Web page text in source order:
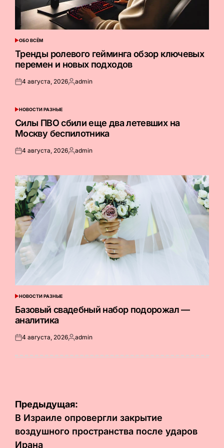
ОПУБЛИКОВАНО
В
ОБО ВСЁМ
Тренды ролевого гейминга обзор ключевых
перемен и новых подходов
Опубликовано
4 августа, 2026Запись
admin
ОПУБЛИКОВАНО
НОВОСТИ РАЗНЫЕ
Силы ПВО сбили еще два летевших на
Москву беспилотника
Опубликовано
4 августа, 2026Запись
admin
ОПУБЛИКОВАНО
В
НОВОСТИ РАЗНЫЕ
Базовый свадебный набор подорожал —
аналитика
Опубликовано
4 августа, 2026Запись
admin
Навигация
по
записям
Предыдущая:
В Израиле опровергли закрытие
воздушного пространства после ударов
Ирана